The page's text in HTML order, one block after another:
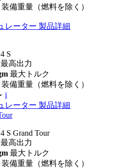
装備重量（燃料を除く）
レーター 製品詳細
S
最高出力
最大トルク
装備重量（燃料を除く）
i
レーター 製品詳細
S Grand Tour
最高出力
最大トルク
装備重量（燃料を除く）